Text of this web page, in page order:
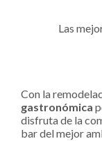
Las
Con la
gastronómica
disfruta de la
bar del mejor